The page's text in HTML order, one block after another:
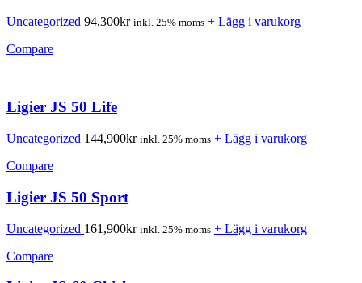
Uncategorized 94,300kr inkl. 25% moms + Lägg i varukorg
Compare
Ligier JS 50 Life
Uncategorized 144,900kr inkl. 25% moms + Lägg i varukorg
Compare
Ligier JS 50 Sport
Uncategorized 161,900kr inkl. 25% moms + Lägg i varukorg
Compare